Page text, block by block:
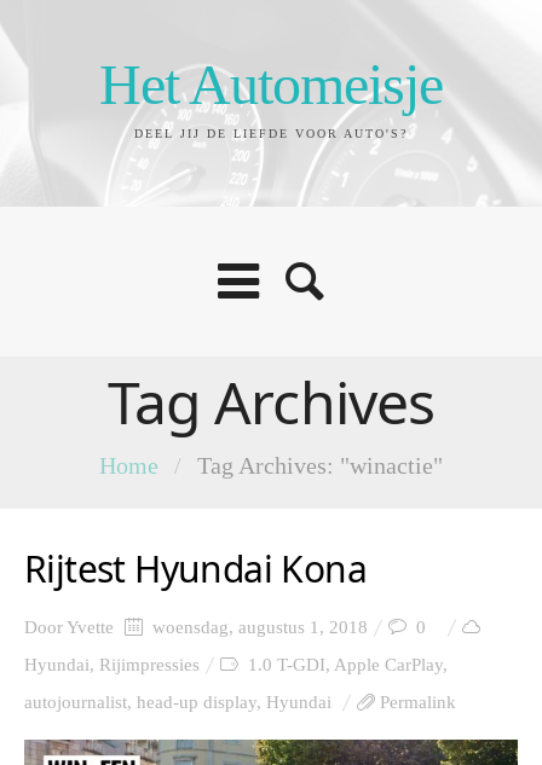
Het Automeisje
DEEL JIJ DE LIEFDE VOOR AUTO'S?
Tag Archives
Home / Tag Archives: "winactie"
Rijtest Hyundai Kona
DoorYvette woensdag, augustus 1, 2018
0
Hyundai, Rijimpressies 1.0 T-GDI, Apple CarPlay,
autojournalist, head-up display, Hyundai Permalink